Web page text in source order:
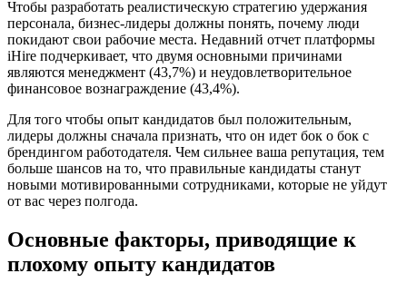
Чтобы разработать реалистическую стратегию удержания
персонала, бизнес-лидеры должны понять, почему люди
покидают свои рабочие места. Недавний отчет платформы
iHire подчеркивает, что двумя основными причинами
являются менеджмент (43,7%) и неудовлетворительное
финансовое вознаграждение (43,4%).
Для того чтобы опыт кандидатов был положительным,
лидеры должны сначала признать, что он идет бок о бок с
брендингом работодателя. Чем сильнее ваша репутация, тем
больше шансов на то, что правильные кандидаты станут
новыми мотивированными сотрудниками, которые не уйдут
от вас через полгода.
Основные факторы, приводящие к
плохому опыту кандидатов